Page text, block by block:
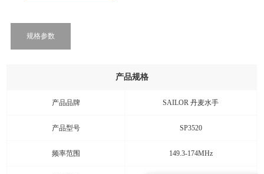
规格参数
产品规格
产品品牌 SAILOR 丹麦水手
产品型号 SP3520
频率范围 149.3-174MHz